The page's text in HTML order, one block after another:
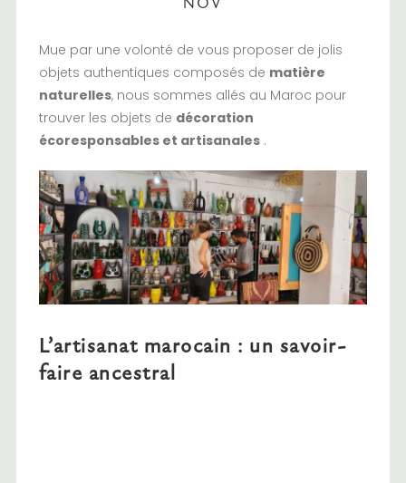
Mue par une volonté de vous proposer de jolis
objets authentiques composés de matière
naturelles, nous sommes allés au Maroc pour
trouver les objets de décoration
écoresponsables et artisanales.
L’artisanat marocain : un savoir-
faire ancestral